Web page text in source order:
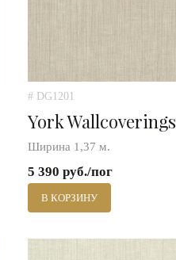
# DG1201
York Wallcoverings
Ширина 1,37 м.
5 390 руб./пог
В КОРЗИНУ